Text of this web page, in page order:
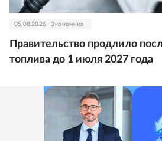
05.08.2026 Экономика
Правительство продлило
топлива до 1 июля 2027 года